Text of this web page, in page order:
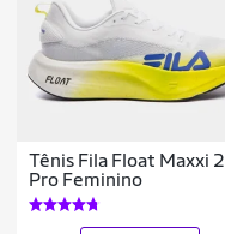
Tênis Fila Float Maxxi 2
Pro Feminino